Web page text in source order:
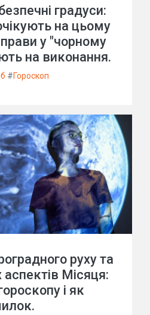
градуси:
на цьому
у "чорному
на виконання.
#Гороскоп
руху та
аспектів Місяця:
і як